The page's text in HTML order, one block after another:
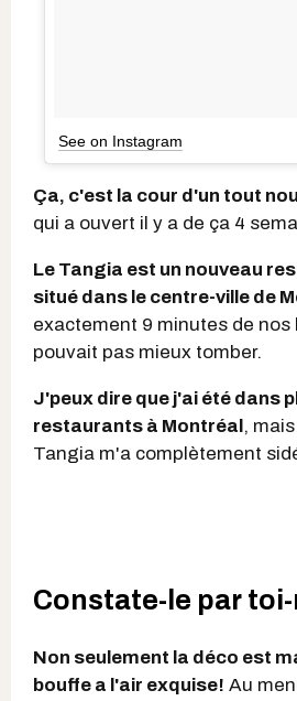
See on Instagram
Ça, c'est la cour d'un tout
qui a ouvert il y a de ça 4
Le Tangia est un nouveau
situé dans le centre-ville de
exactement 9 minutes de nos
pouvait pas mieux tomber.
J'peux dire que j'ai été dans
restaurants à Montréal,
Tangia m'a complètement
Constate-le par
Non seulement la déco est
bouffe a l'air exquise! Au